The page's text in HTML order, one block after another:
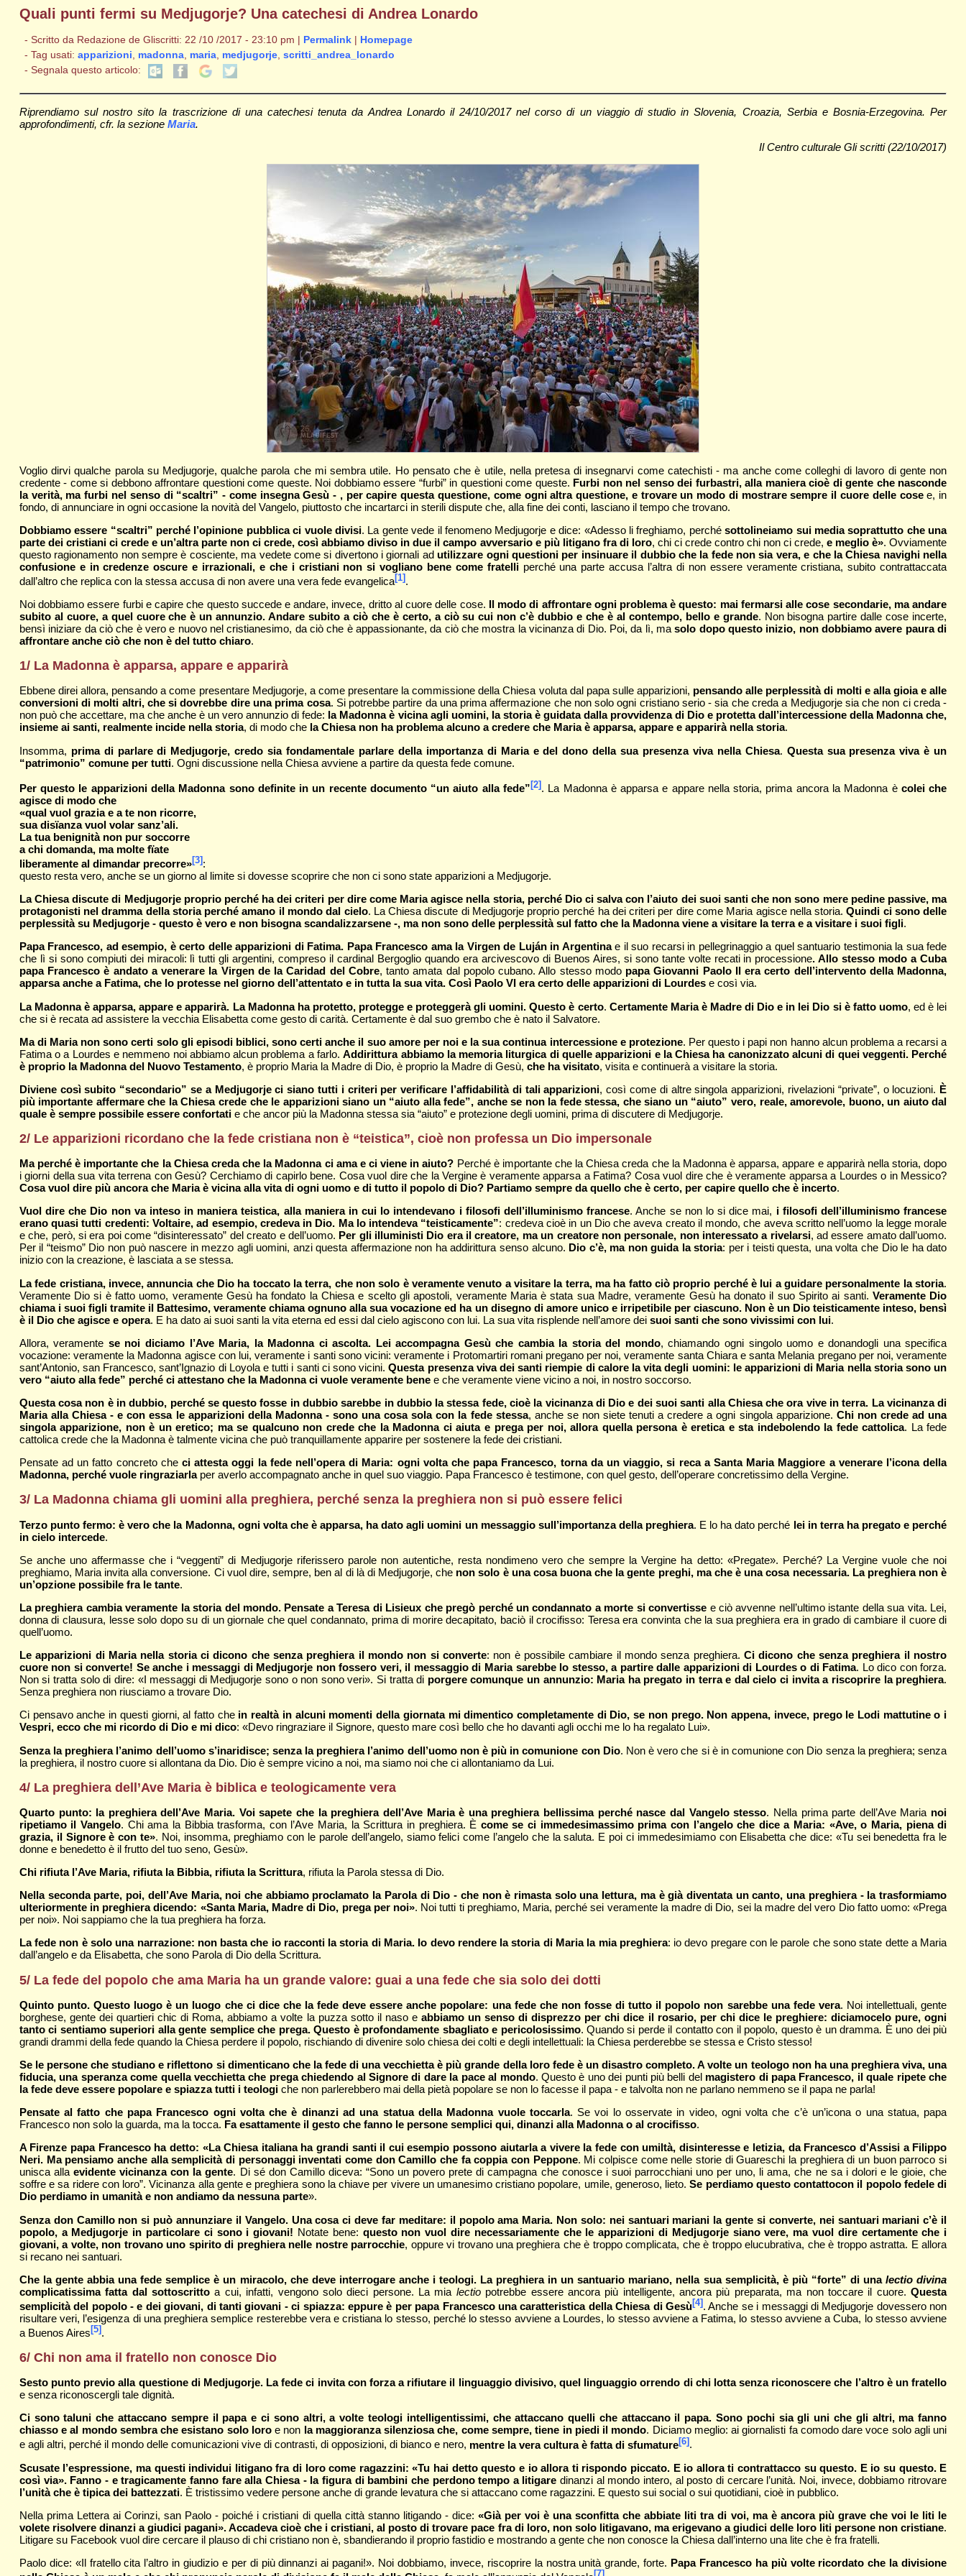
Quali punti fermi su Medjugorje? Una catechesi di Andrea Lonardo
- Scritto da Redazione de Gliscritti: 22 /10 /2017 - 23:10 pm | Permalink| Homepage
- Tag usati: apparizioni madonna, maria, medjugorje, scritti_andrea_lonardo
- Segnala questo articolo:
Riprendiamo sul nostro sito la trascrizione di una catechesi tenuta da Andrea Lonardo il 24/10/2017 nel corso di un viaggio di studio in Slovenia, Croazia, Serbia e Bosnia-Erzegovina. Per
approfondimenti, cfr. la sezione Maria.
Il Centro culturale Gli scritti (22/10/2017)
Voglio dirvi qualche parola su Medjugorje, qualche parola che mi sembra utile. Ho pensato che è utile, nella pretesa di insegnarvi come catechisti - ma anche come colleghi di lavoro di gente non
credente - come si debbono affrontare questioni come queste. Noi dobbiamo essere “furbi” in questioni come queste. Furbi non nel senso dei furbastri, alla maniera cioè di gente che nasconde
la verità, ma furbi nel senso di “scaltri” - come insegna Gesù - , per capire questa questione, come ogni altra questione, e trovare un modo di mostrare sempre il cuore delle cosee, in
fondo, di annunciare in ogni occasione la novità del Vangelo, piuttosto che incartarci in sterili dispute che, alla fine dei conti, lasciano il tempo che trovano.
Dobbiamo essere “scaltri” perché l’opinione pubblica ci vuole divisi. La gente vede il fenomeno Medjugorje e dice: «Adesso li freghiamo, perchésottolineiamo sui media soprattutto che una
parte dei cristiani ci crede e un’altra parte non ci crede, così abbiamo diviso in due il campo avversario e più litigano fra di loro, chi ci crede contro chi non ci crede,e meglio è». Ovviamente
questo ragionamento non sempre è cosciente, ma vedete come si divertono i giornali ad utilizzare ogni questioni per insinuare il dubbio che la fede non sia vera, e che la Chiesa navighi nella
confusione e in credenze oscure e irrazionali, e che i cristiani non si vogliano bene come fratelliperché una parte accusa l’altra di non essere veramente cristiana, subito contrattaccata
dall’altro che replica con la stessa accusa di non avere una vera fede evangelica[1].
Noi dobbiamo essere furbi e capire che questo succede e andare, invece, dritto al cuore delle cose. Il modo di affrontare ogni problema è questo: mai fermarsi alle cose secondarie, ma andare
subito al cuore, a quel cuore che è un annunzio. Andare subito a ciò che è certo, a ciò su cui non c’è dubbio e che è al contempo, bello e grande. Non bisogna partire dalle cose incerte,
bensì iniziare da ciò che è vero e nuovo nel cristianesimo, da ciò che è appassionante, da ciò che mostra la vicinanza di Dio. Poi, da lì, masolo dopo questo inizio, non dobbiamo avere paura di
affrontare anche ciò che non è del tutto chiaro.
1/ La Madonna è apparsa, appare e apparirà
Ebbene direi allora, pensando a come presentare Medjugorje, a come presentare la commissione della Chiesa voluta dal papa sulle apparizioni, pensando alle perplessità di molti e alla gioia e alle
conversioni di molti altri, che si dovrebbe dire una prima cosa. Si potrebbe partire da una prima affermazione che non solo ogni cristiano serio - sia che creda a Medjugorje sia che non ci creda -
non può che accettare, ma che anche è un vero annunzio di fede: la Madonna è vicina agli uomini, la storia è guidata dalla provvidenza di Dio e protetta dall’intercessione della Madonna che,
insieme ai santi, realmente incide nella storia, di modo che la Chiesa non ha problema alcuno a credere che Maria è apparsa, appare e apparirà nella storia.
Insomma, prima di parlare di Medjugorje, credo sia fondamentale parlare della importanza di Maria e del dono della sua presenza viva nella Chiesa. Questa sua presenza viva è un
“patrimonio” comune per tutti. Ogni discussione nella Chiesa avviene a partire da questa fede comune.
Per questo le apparizioni della Madonna sono definite in un recente documento “un aiuto alla fede” [2] . La Madonna è apparsa e appare nella storia, prima ancora la Madonna è colei che
agisce di modo che
«qual vuol grazia e a te non ricorre,
sua disïanza vuol volar sanz’ali.
La tua benignità non pur soccorre
a chi domanda, ma molte fïate
liberamente al dimandar precorre»[3]:
questo resta vero, anche se un giorno al limite si dovesse scoprire che non ci sono state apparizioni a Medjugorje.
La Chiesa discute di Medjugorje proprio perché ha dei criteri per dire come Maria agisce nella storia, perché Dio ci salva con l’aiuto dei suoi santi che non sono mere pedine passive, ma
protagonisti nel dramma della storia perché amano il mondo dal cielo. La Chiesa discute di Medjugorje proprio perché ha dei criteri per dire come Maria agisce nella storia.Quindi ci sono delle
perplessità su Medjugorje - questo è vero e non bisogna scandalizzarsene -, ma non sono delle perplessità sul fatto che la Madonna viene a visitare la terra e a visitare i suoi figli.
Papa Francesco, ad esempio, è certo delle apparizioni di Fatima. Papa Francesco ama la Virgen de Luján in Argentinae il suo recarsi in pellegrinaggio a quel santuario testimonia la sua fede
che lì si sono compiuti dei miracoli: lì tutti gli argentini, compreso il cardinal Bergoglio quando era arcivescovo di Buenos Aires, si sono tante volte recati in processione. Allo stesso modo a Cuba
papa Francesco è andato a venerare la Virgen de la Caridad del Cobre, tanto amata dal popolo cubano. Allo stesso modo papa Giovanni Paolo II era certo dell’intervento della Madonna,
apparsa anche a Fatima, che lo protesse nel giorno dell’attentato e in tutta la sua vita. Così Paolo VI era certo delle apparizioni di Lourdese così via.
La Madonna è apparsa, appare e apparirà. La Madonna ha protetto, protegge e proteggerà gli uomini. Questo è certo. Certamente Maria è Madre di Dio e in lei Dio si è fatto uomo, ed è lei
che si è recata ad assistere la vecchia Elisabetta come gesto di carità. Certamente è dal suo grembo che è nato il Salvatore.
Ma di Maria non sono certi solo gli episodi biblici, sono certi anche il suo amore per noi e la sua continua intercessione e protezione. Per questo i papi non hanno alcun problema a recarsi a
Fatima o a Lourdes e nemmeno noi abbiamo alcun problema a farlo.Addirittura abbiamo la memoria liturgica di quelle apparizioni e la Chiesa ha canonizzato alcuni di quei veggenti. Perché
è proprio la Madonna del Nuovo Testamento, è proprio Maria la Madre di Dio, è proprio la Madre di Gesù, che ha visitato, visita e continuerà a visitare la storia.
Diviene così subito “secondario” se a Medjugorje ci siano tutti i criteri per verificare l’affidabilità di tali apparizioni, così come di altre singola apparizioni, rivelazioni “private”, o locuzioni. È
più importante affermare che la Chiesa crede che le apparizioni siano un “aiuto alla fede”, anche se non la fede stessa, che siano un “aiuto” vero, reale, amorevole, buono, un aiuto dal
quale è sempre possibile essere confortatie che ancor più la Madonna stessa sia “aiuto” e protezione degli uomini, prima di discutere di Medjugorje.
2/ Le apparizioni ricordano che la fede cristiana non è “teistica”, cioè non professa un Dio impersonale
Ma perché è importante che la Chiesa creda che la Madonna ci ama e ci viene in aiuto? Perché è importante che la Chiesa creda che la Madonna è apparsa, appare e apparirà nella storia, dopo
i giorni della sua vita terrena con Gesù? Cerchiamo di capirlo bene. Cosa vuol dire che la Vergine è veramente apparsa a Fatima? Cosa vuol dire che è veramente apparsa a Lourdes o in Messico?
Cosa vuol dire più ancora che Maria è vicina alla vita di ogni uomo e di tutto il popolo di Dio? Partiamo sempre da quello che è certo, per capire quello che è incerto.
Vuol dire che Dio non va inteso in maniera teistica, alla maniera in cui lo intendevano i filosofi dell’illuminismo francese. Anche se non lo si dice mai, i filosofi dell’illuminismo francese
erano quasi tutti credenti: Voltaire, ad esempio, credeva in Dio. Ma lo intendeva “teisticamente”: credeva cioè in un Dio che aveva creato il mondo, che aveva scritto nell’uomo la legge morale
e che, però, si era poi come “disinteressato” del creato e dell’uomo. Per gli illuministi Dio era il creatore, ma un creatore non personale, non interessato a rivelarsi, ad essere amato dall’uomo.
Per il “teismo” Dio non può nascere in mezzo agli uomini, anzi questa affermazione non ha addirittura senso alcuno. Dio c’è, ma non guida la storia: per i teisti questa, una volta che Dio le ha dato
inizio con la creazione, è lasciata a se stessa.
La fede cristiana, invece, annuncia che Dio ha toccato la terra, che non solo è veramente venuto a visitare la terra, ma ha fatto ciò proprio perché è lui a guidare personalmente la storia.
Veramente Dio si è fatto uomo, veramente Gesù ha fondato la Chiesa e scelto gli apostoli, veramente Maria è stata sua Madre, veramente Gesù ha donato il suo Spirito ai santi. Veramente Dio
chiama i suoi figli tramite il Battesimo, veramente chiama ognuno alla sua vocazione ed ha un disegno di amore unico e irripetibile per ciascuno. Non è un Dio teisticamente inteso, bensì
è il Dio che agisce e opera. E ha dato ai suoi santi la vita eterna ed essi dal cielo agiscono con lui. La sua vita risplende nell’amore dei suoi santi che sono vivissimi con lui.
Allora, veramente se noi diciamo l’Ave Maria, la Madonna ci ascolta. Lei accompagna Gesù che cambia la storia del mondo, chiamando ogni singolo uomo e donandogli una specifica
vocazione: veramente la Madonna agisce con lui, veramente i santi sono vicini: veramente i Protomartiri romani pregano per noi, veramente santa Chiara e santa Melania pregano per noi, veramente
sant’Antonio, san Francesco, sant’Ignazio di Loyola e tutti i santi ci sono vicini.Questa presenza viva dei santi riempie di calore la vita degli uomini: le apparizioni di Maria nella storia sono un
vero “aiuto alla fede” perché ci attestano che la Madonna ci vuole veramente benee che veramente viene vicino a noi, in nostro soccorso.
Questa cosa non è in dubbio, perché se questo fosse in dubbio sarebbe in dubbio la stessa fede, cioè la vicinanza di Dio e dei suoi santi alla Chiesa che ora vive in terra. La vicinanza di
Maria alla Chiesa - e con essa le apparizioni della Madonna - sono una cosa sola con la fede stessa, anche se non siete tenuti a credere a ogni singola apparizione. Chi non crede ad una
singola apparizione, non è un eretico; ma se qualcuno non crede che la Madonna ci aiuta e prega per noi, allora quella persona è eretica e sta indebolendo la fede cattolica. La fede
cattolica crede che la Madonna è talmente vicina che può tranquillamente apparire per sostenere la fede dei cristiani.
Pensate ad un fatto concreto checi attesta oggi la fede nell’opera di Maria: ogni volta che papa Francesco, torna da un viaggio, si reca a Santa Maria Maggiore a venerare l’icona della
Madonna, perché vuole ringraziarlaper averlo accompagnato anche in quel suo viaggio. Papa Francesco è testimone, con quel gesto, dell’operare concretissimo della Vergine.
3/ La Madonna chiama gli uomini alla preghiera, perché senza la preghiera non si può essere felici
Terzo punto fermo: è vero che la Madonna, ogni volta che è apparsa, ha dato agli uomini un messaggio sull’importanza della preghiera. E lo ha dato perché lei in terra ha pregato e perché
in cielo intercede.
Se anche uno affermasse che i “veggenti” di Medjugorje riferissero parole non autentiche, resta nondimeno vero che sempre la Vergine ha detto: «Pregate». Perché? La Vergine vuole che noi
preghiamo, Maria invita alla conversione. Ci vuol dire, sempre, ben al di là di Medjugorje, che non solo è una cosa buona che la gente preghi, ma che è una cosa necessaria. La preghiera non è
un’opzione possibile fra le tante.
La preghiera cambia veramente la storia del mondo. Pensate a Teresa di Lisieux che pregò perché un condannato a morte si convertisse e ciò avvenne nell’ultimo istante della sua vita. Lei,
donna di clausura, lesse solo dopo su di un giornale che quel condannato, prima di morire decapitato, baciò il crocifisso: Teresa era convinta che la sua preghiera era in grado di cambiare il cuore di
quell’uomo.
Le apparizioni di Maria nella storia ci dicono che senza preghiera il mondo non si converte: non è possibile cambiare il mondo senza preghiera.Ci dicono che senza preghiera il nostro
cuore non si converte! Se anche i messaggi di Medjugorje non fossero veri, il messaggio di Maria sarebbe lo stesso, a partire dalle apparizioni di Lourdes o di Fatima. Lo dico con forza.
Non si tratta solo di dire: «I messaggi di Medjugorje sono o non sono veri». Si tratta di porgere comunque un annunzio: Maria ha pregato in terra e dal cielo ci invita a riscoprire la preghiera.
Senza preghiera non riusciamo a trovare Dio.
Ci pensavo anche in questi giorni, al fatto che in realtà in alcuni momenti della giornata mi dimentico completamente di Dio, se non prego. Non appena, invece, prego le Lodi mattutine o i
Vespri, ecco che mi ricordo di Dio e mi dico: «Devo ringraziare il Signore, questo mare così bello che ho davanti agli occhi me lo ha regalato Lui».
Senza la preghiera l’animo dell’uomo s’inaridisce; senza la preghiera l’animo dell’uomo non è più in comunione con Dio. Non è vero che si è in comunione con Dio senza la preghiera; senza
la preghiera, il nostro cuore si allontana da Dio. Dio è sempre vicino a noi, ma siamo noi che ci allontaniamo da Lui.
4/ La preghiera dell’Ave Maria è biblica e teologicamente vera
Quarto punto: la preghiera dell’Ave Maria. Voi sapete che la preghiera dell’Ave Maria è una preghiera bellissima perché nasce dal Vangelo stesso. Nella prima parte dell’Ave Maria noi
ripetiamo il Vangelo. Chi ama la Bibbia trasforma, con l’Ave Maria, la Scrittura in preghiera. È come se ci immedesimassimo prima con l’angelo che dice a Maria: «Ave, o Maria, piena di
grazia, il Signore è con te». Noi, insomma, preghiamo con le parole dell’angelo, siamo felici come l’angelo che la saluta. E poi ci immedesimiamo con Elisabetta che dice: «Tu sei benedetta fra le
donne e benedetto è il frutto del tuo seno, Gesù».
Chi rifiuta l’Ave Maria, rifiuta la Bibbia, rifiuta la Scrittura, rifiuta la Parola stessa di Dio.
Nella seconda parte, poi, dell’Ave Maria, noi che abbiamo proclamato la Parola di Dio - che non è rimasta solo una lettura, ma è già diventata un canto, una preghiera - la trasformiamo
ulteriormente in preghiera dicendo: «Santa Maria, Madre di Dio, prega per noi». Noi tutti ti preghiamo, Maria, perché sei veramente la madre di Dio, sei la madre del vero Dio fatto uomo: «Prega
per noi». Noi sappiamo che la tua preghiera ha forza.
La fede non è solo una narrazione: non basta che io racconti la storia di Maria. Io devo rendere la storia di Maria la mia preghiera: io devo pregare con le parole che sono state dette a Maria
dall’angelo e da Elisabetta, che sono Parola di Dio della Scrittura.
5/ La fede del popolo che ama Maria ha un grande valore: guai a una fede che sia solo dei dotti
Quinto punto. Questo luogo è un luogo che ci dice che la fede deve essere anche popolare: una fede che non fosse di tutto il popolo non sarebbe una fede vera. Noi intellettuali, gente
borghese, gente dei quartieri chic di Roma, abbiamo a volte la puzza sotto il naso e abbiamo un senso di disprezzo per chi dice il rosario, per chi dice le preghiere: diciamocelo pure, ogni
tanto ci sentiamo superiori alla gente semplice che prega. Questo è profondamente sbagliato e pericolosissimo. Quando si perde il contatto con il popolo, questo è un dramma. È uno dei più
grandi drammi della fede quando la Chiesa perdere il popolo, rischiando di divenire solo chiesa dei colti e degli intellettuali: la Chiesa perderebbe se stessa e Cristo stesso!
Se le persone che studiano e riflettono si dimenticano che la fede di una vecchietta è più grande della loro fede è un disastro completo. A volte un teologo non ha una preghiera viva, una
fiducia, una speranza come quella vecchietta che prega chiedendo al Signore di dare la pace al mondo. Questo è uno dei punti più belli del magistero di papa Francesco, il quale ripete che
la fede deve essere popolare e spiazza tutti i teologiche non parlerebbero mai della pietà popolare se non lo facesse il papa - e talvolta non ne parlano nemmeno se il papa ne parla!
Pensate al fatto che papa Francesco ogni volta che è dinanzi ad una statua della Madonna vuole toccarla. Se voi lo osservate in video, ogni volta che c’è un’icona o una statua, papa
Francesco non solo la guarda, ma la tocca. Fa esattamente il gesto che fanno le persone semplici qui, dinanzi alla Madonna o al crocifisso.
A Firenze papa Francesco ha detto: «La Chiesa italiana ha grandi santi il cui esempio possono aiutarla a vivere la fede con umiltà, disinteresse e letizia, da Francesco d’Assisi a Filippo
Neri. Ma pensiamo anche alla semplicità di personaggi inventati come don Camillo che fa coppia con Peppone. Mi colpisce come nelle storie di Guareschi la preghiera di un buon parroco si
unisca allaevidente vicinanza con la gente. Di sé don Camillo diceva: “Sono un povero prete di campagna che conosce i suoi parrocchiani uno per uno, li ama, che ne sa i dolori e le gioie, che
soffre e sa ridere con loro”. Vicinanza alla gente e preghiera sono la chiave per vivere un umanesimo cristiano popolare, umile, generoso, lieto.Se perdiamo questo contattocon il popolo fedele di
Dio perdiamo in umanità e non andiamo da nessuna parte».
Senza don Camillo non si può annunziare il Vangelo. Una cosa ci deve far meditare: il popolo ama Maria. Non solo: nei santuari mariani la gente si converte, nei santuari mariani c’è il
popolo, a Medjugorje in particolare ci sono i giovani! Notate bene: questo non vuol dire necessariamente che le apparizioni di Medjugorje siano vere, ma vuol dire certamente che i
giovani, a volte, non trovano uno spirito di preghiera nelle nostre parrocchie, oppure vi trovano una preghiera che è troppo complicata, che è troppo elucubrativa, che è troppo astratta. E allora
si recano nei santuari.
Che la gente abbia una fede semplice è un miracolo, che deve interrogare anche i teologi. La preghiera in un santuario mariano, nella sua semplicità, è più “forte” di unalectio divina
complicatissima fatta dal sottoscritto a cui, infatti, vengono solo dieci persone. La mia lectiopotrebbe essere ancora più intelligente, ancora più preparata, ma non toccare il cuore.Questa
semplicità del popolo - e dei giovani, di tanti giovani - ci spiazza: eppure è per papa Francesco una caratteristica della Chiesa di Gesù[4]. Anche se i messaggi di Medjugorje dovessero non
risultare veri, l’esigenza di una preghiera semplice resterebbe vera e cristiana lo stesso, perché lo stesso avviene a Lourdes, lo stesso avviene a Fatima, lo stesso avviene a Cuba, lo stesso avviene
a Buenos Aires [5].
6/ Chi non ama il fratello non conosce Dio
Sesto punto previo alla questione di Medjugorje. La fede ci invita con forza a rifiutare il linguaggio divisivo, quel linguaggio orrendo di chi lotta senza riconoscere che l’altro è un fratello
e senza riconoscergli tale dignità.
Ci sono taluni che attaccano sempre il papa e ci sono altri, a volte teologi intelligentissimi, che attaccano quelli che attaccano il papa. Sono pochi sia gli uni che gli altri, ma fanno
chiasso e al mondo sembra che esistano solo loroe non la maggioranza silenziosa che, come sempre, tiene in piedi il mondo. Diciamo meglio: ai giornalisti fa comodo dare voce solo agli uni
e agli altri, perché il mondo delle comunicazioni vive di contrasti, di opposizioni, di bianco e nero, mentre la vera cultura è fatta di sfumature[6].
Scusate l’espressione, ma questi individui litigano fra di loro come ragazzini: «Tu hai detto questo e io allora ti rispondo piccato. E io allora ti contrattacco su questo. E io su questo. E
così via». Fanno - e tragicamente fanno fare alla Chiesa - la figura di bambini che perdono tempo a litigare dinanzi al mondo intero, al posto di cercare l’unità. Noi, invece, dobbiamo ritrovare
l’unità che è tipica dei battezzati. È tristissimo vedere persone anche di grande levatura che si attaccano come ragazzini. E questo sui social o sui quotidiani, cioè in pubblico.
Nella prima Lettera ai Corinzi, san Paolo - poiché i cristiani di quella città stanno litigando - dice: «Già per voi è una sconfitta che abbiate liti tra di voi, ma è ancora più grave che voi le liti le
volete risolvere dinanzi a giudici pagani». Accadeva cioè che i cristiani, al posto di trovare pace fra di loro, non solo litigavano, ma erigevano a giudici delle loro liti persone non cristiane.
Litigare su Facebook vuol dire cercare il plauso di chi cristiano non è, sbandierando il proprio fastidio e mostrando a gente che non conosce la Chiesa dall’interno una lite che è fra fratelli.
Paolo dice: «Il fratello cita l’altro in giudizio e per di più dinnanzi ai pagani!». Noi dobbiamo, invece, riscoprire la nostra unità grande, forte. Papa Francesco ha più volte ricordato che la divisione
[7]